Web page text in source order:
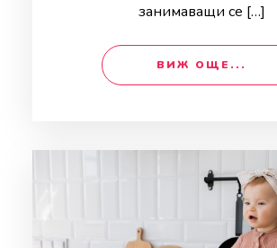
занимаващи се […]
ВИЖ ОЩЕ...